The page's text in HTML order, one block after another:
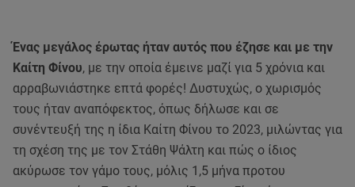
Ένας μεγάλος έρωτας ήταν αυτός που έζησε και με την
Καίτη Φίνου, με την οποία έμεινε μαζί για 5 χρόνια και
αρραβωνιάστηκε επτά φορές! Δυστυχώς, ο χωρισμός
τους ήταν αναπόφεκτος, όπως δήλωσε και σε
συνέντευξή της η ίδια Καίτη Φίνου το 2023, μιλώντας για
τη σχέση της με τον Στάθη Ψάλτη και πώς ο ίδιος
ακύρωσε τον γάμο τους, μόλις 1,5 μήνα προτου